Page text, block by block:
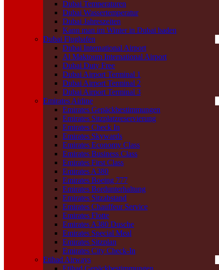
Dubai Temperaturen
Dubai Wassertemperatur
Dubai Jahreszeiten
Kann man im Winter in Dubai baden
Dubai Flughafen
Dubai International Airport
Al Maktoum International Airport
Dubai Duty Free
Dubai Airport Terminal 1
Dubai Airport Terminal 2
Dubai Airport Terminal 3
Emirates Airline
Emirates Gepäckbestimmungen
Emirates Sitzplatzreservierung
Emirates Check In
Emirates Skywards
Emirates Economy Class
Emirates Business Class
Emirates First Class
Emirates A380
Emirates Boeing 777
Emirates Bordunterhaltung
Emirates Sitzabstand
Emirates Chauffeur Service
Emirates Flotte
Emirates A380 Dusche
Emirates Special Meal
Emirates Sitzplan
Emirates City Check-In
Etihad Airways
Etihad Gepäckbestimmungen